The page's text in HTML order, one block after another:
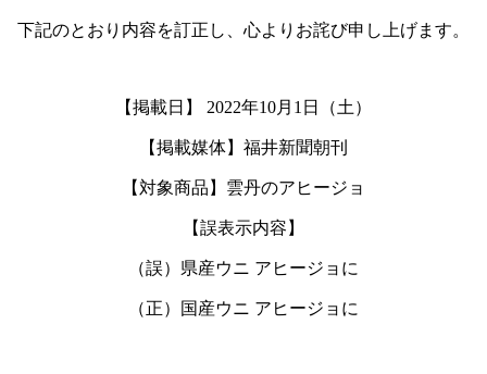
下記のとおり内容を訂正し、心よりお詫び申し上げます。
【掲載日】 2022年10月 1 日（土）
【掲載媒体】福井新聞朝刊
【対象商品】雲丹のアヒージョ
【誤表示内容】
（誤）県産ウニ アヒージョに
（正）国産ウニ アヒージョに